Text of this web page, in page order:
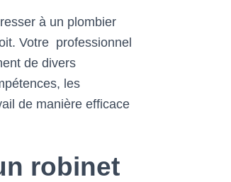
à un plombier
Votre professionnel
de divers
les
de manière efficace
robinet